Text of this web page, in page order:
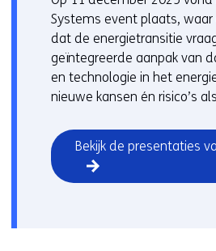
i
t
e
)
Systems event plaats,
dat de energietransitie
geïntegreerde aanpak van
en technologie in het
nieuwe kansen én risico’s
Bekijk de presentaties